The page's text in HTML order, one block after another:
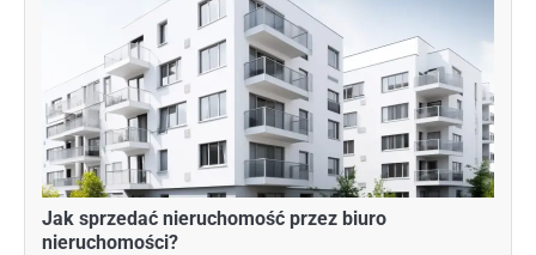
Jak sprzedać nieruchomość przez biuro
nieruchomości?